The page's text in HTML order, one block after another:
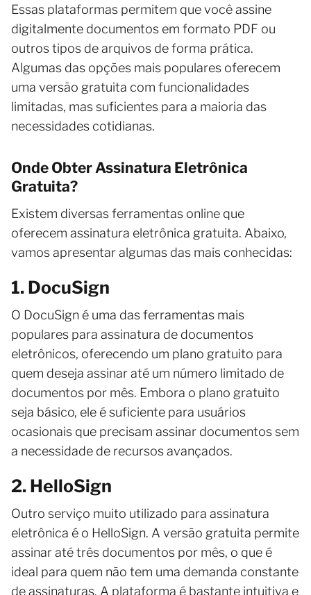
Essas plataformas permitem que você assine
digitalmente documentos em formato PDF ou
outros tipos de arquivos de forma prática.
Algumas das opções mais populares oferecem
uma versão gratuita com funcionalidades
limitadas, mas suficientes para a maioria das
necessidades cotidianas.
Onde Obter Assinatura Eletrônica
Gratuita?
Existem diversas ferramentas online que
oferecem assinatura eletrônica gratuita. Abaixo,
vamos apresentar algumas das mais conhecidas:
1. DocuSign
O DocuSign é uma das ferramentas mais
populares para assinatura de documentos
eletrônicos, oferecendo um plano gratuito para
quem deseja assinar até um número limitado de
documentos por mês. Embora o plano gratuito
seja básico, ele é suficiente para usuários
ocasionais que precisam assinar documentos sem
a necessidade de recursos avançados.
2. HelloSign
Outro serviço muito utilizado para assinatura
eletrônica é o HelloSign. A versão gratuita permite
assinar até três documentos por mês, o que é
ideal para quem não tem uma demanda constante
de assinaturas. A plataforma é bastante intuitiva e